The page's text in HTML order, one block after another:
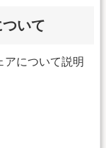
いて
アについて説明